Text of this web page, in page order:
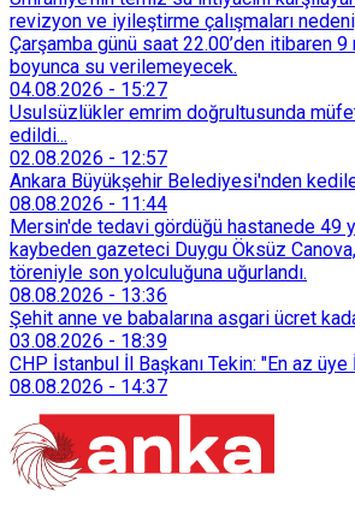
revizyon ve iyileştirme çalışmaları
Çarşamba günü saat 22.00’den itibaren
boyunca su verilemeyecek.
04.08.2026 - 15:27
Usulsüzlükler emrim doğrultusunda
edildi...
02.08.2026 - 12:57
Ankara Büyükşehir Belediyesi'nden
08.08.2026 - 11:44
Mersin'de tedavi gördüğü hastanede 49
kaybeden gazeteci Duygu Öksüz
töreniyle son yolculuğuna uğurlandı.
08.08.2026 - 13:36
Şehit anne ve babalarına asgari ücret
03.08.2026 - 18:39
CHP İstanbul İl Başkanı Tekin: "En az
08.08.2026 - 14:37